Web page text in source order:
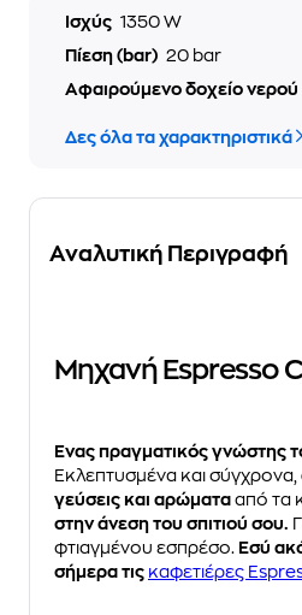
Ισχύς 1350 W
Πίεση (bar) 20 bar
Αφαιρούμενο δοχείο νερού
Δες όλα τα χαρακτηριστικά
Αναλυτική Περιγραφή
Μηχανή Espresso
Ένας πραγματικός γνώστης
Εκλεπτυσμένα και σύγχρονα,
γεύσεις και αρώματα από τα
στην άνεση του σπιτιού σου.
φτιαγμένου εσπρέσο. Εσύ
σήμερα τις καφετιέρες